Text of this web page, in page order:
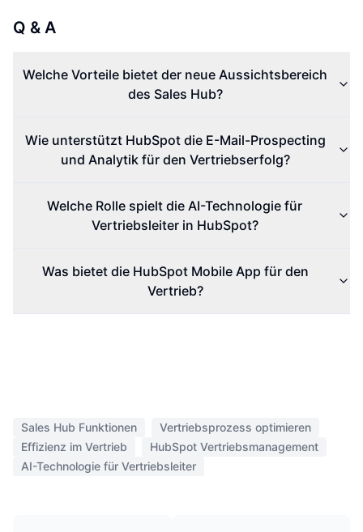
Q & A
Welche Vorteile bietet der neue Aussichtsbereich
des Sales Hub?
Wie unterstützt HubSpot die E-Mail-Prospecting
und Analytik für den Vertriebserfolg?
Welche Rolle spielt die AI-Technologie für
Vertriebsleiter in HubSpot?
Was bietet die HubSpot Mobile App für den
Vertrieb?
Sales Hub Funktionen
Vertriebsprozess optimieren
Effizienz im Vertrieb
HubSpot Vertriebsmanagement
AI-Technologie für Vertriebsleiter